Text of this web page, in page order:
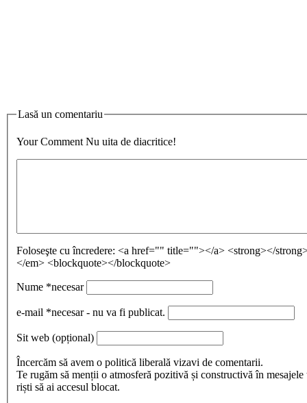
Lasă un comentariu
Your Comment Nu uita de diacritice!
Foloseşte cu încredere: <a href="" title=""></a> <strong></
</em> <blockquote></blockquote>
Nume *necesar
e-mail *necesar - nu va fi publicat.
Sit web (opțional)
Încercăm să avem o politică liberală vizavi de comentarii.
Te rugăm să menții o atmosferă pozitivă și constructivă în mesajele
riști să ai accesul blocat.